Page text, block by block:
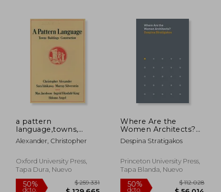
40% 10%
a pattern
language,towns,
buildings,
construction (en
Alexander, Christopher
Oxford University Press,
Tapa Dura, Nuevo
Where Are the
Women Architects?
(Places Books)
Despina Stratigakos
Princeton University Press,
Tapa Blanda, Nuevo